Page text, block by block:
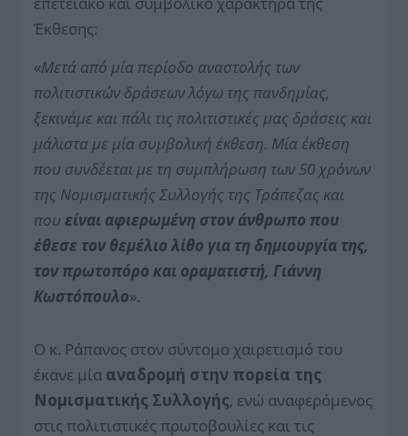
Έκθεσης:
«Μετά από μία περίοδο αναστολής των
πολιτιστικών δράσεων λόγω της πανδημίας,
ξεκινάμε και πάλι τις πολιτιστικές μας δράσεις και
μάλιστα με μία συμβολική έκθεση. Μία έκθεση
που συνδέεται με τη συμπλήρωση των 50 χρόνων
της Νομισματικής Συλλογής της Τράπεζας και
πουείναι αφιερωμένη στον άνθρωπο που
έθεσε τον θεμέλιο λίθο για τη δημιουργία της,
τον πρωτοπόρο και οραματιστή, Γιάννη
Κωστόπουλο».
Ο κ. Ράπανος στον σύντομο χαιρετισμό του
έκανε μία αναδρομή στην πορεία της
Νομισματικής Συλλογής, ενώ αναφερόμενος
στις πολιτιστικές πρωτοβουλίες και τις